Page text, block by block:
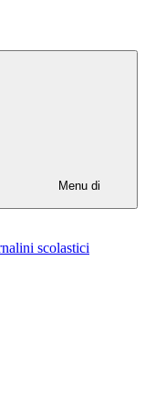
Menu di
scolastici